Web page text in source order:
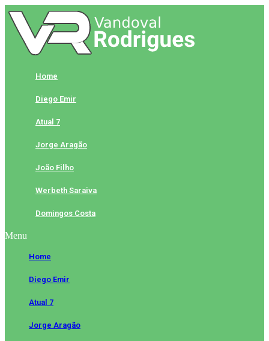
Skip
to
content
Home
Diego Emir
Atual 7
Jorge Aragão
João Filho
Werbeth Saraiva
Domingos Costa
Menu
Home
Diego Emir
Atual 7
Jorge Aragão